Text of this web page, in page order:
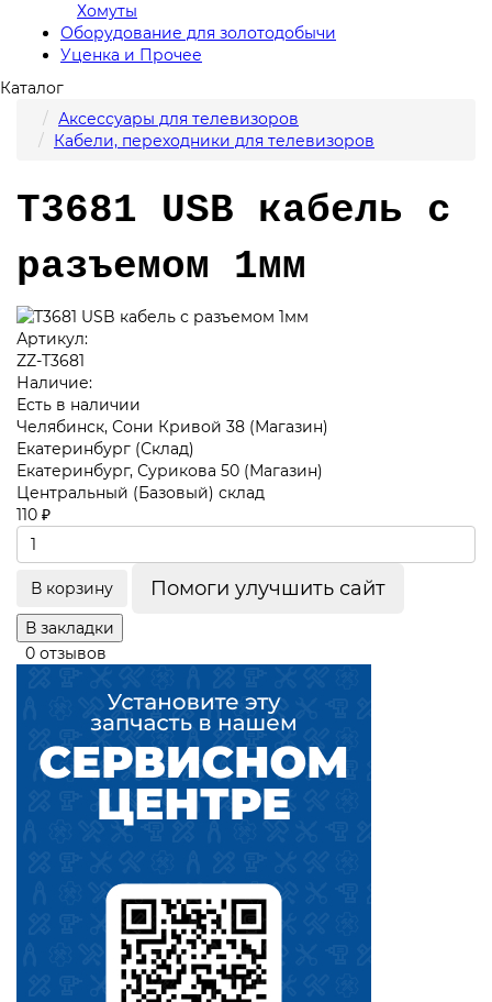
Хомуты
Оборудование для золотодобычи
Уценка и Прочее
Каталог
Аксессуары для телевизоров
Кабели, переходники для телевизоров
T3681 USB кабель с
разъемом 1мм
Артикул:
ZZ-T3681
Наличие:
Есть в наличии
Челябинск, Сони Кривой 38 (Магазин)
Екатеринбург (Склад)
Екатеринбург, Сурикова 50 (Магазин)
Центральный (Базовый) склад
110 ₽
В корзину Помоги улучшить сайт
В закладки
0 отзывов